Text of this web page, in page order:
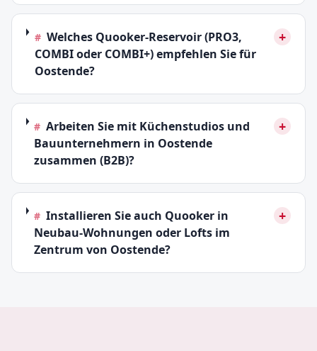
# Welches Quooker-Reservoir (PRO3,
COMBI oder COMBI+) empfehlen Sie für
Oostende?
+
# Arbeiten Sie mit Küchenstudios und
Bauunternehmern in Oostende
zusammen (B2B)?
+
# Installieren Sie auch Quooker in
Neubau-Wohnungen oder Lofts im
Zentrum von Oostende?
+